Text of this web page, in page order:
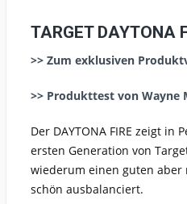
TARGET DAYTONA
>> Zum exklusiven
>> Produkttest von Wayne
Der DAYTONA FIRE zeigt
ersten Generation von
wiederum einen guten aber
schön ausbalanciert.